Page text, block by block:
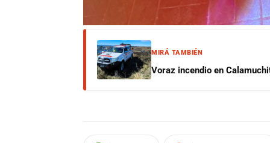
MIRÁ TAMBIÉN
Voraz incendio en